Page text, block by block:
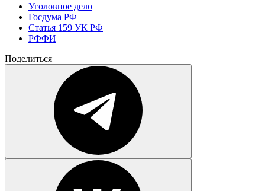
Уголовное дело
Госдума РФ
Статья 159 УК РФ
РФФИ
Поделиться